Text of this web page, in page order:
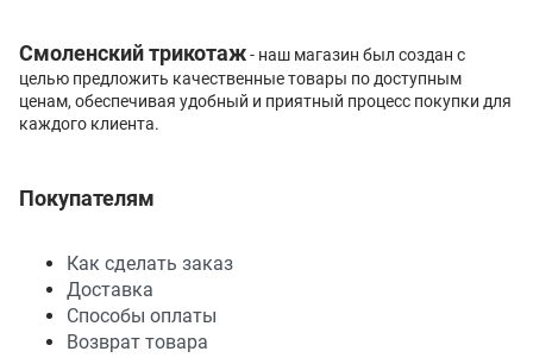
Смоленский трикотаж- наш магазин был создан с
целью предложить качественные товары по доступным
ценам, обеспечивая удобный и приятный процесс покупки для
каждого клиента.
Покупателям
Как сделать заказ
Доставка
Способы оплаты
Возврат товара